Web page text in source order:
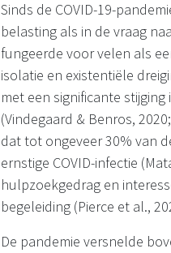
Sinds de COVID-19-
belasting als in de vraag
fungeerde voor velen als
isolatie en existentiële
met een significante
(Vindegaard & Benros,
dat tot ongeveer 30% van
ernstige COVID-infectie
hulpzoekgedrag en
begeleiding (Pierce et al.,
De pandemie versnelde